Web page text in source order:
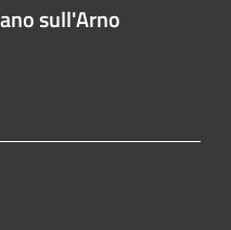
sull'Arno